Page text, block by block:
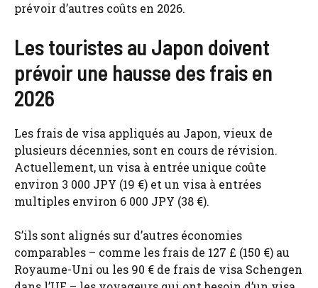
prévoir d’autres coûts en 2026.
Les touristes au Japon doivent
prévoir une hausse des frais en
2026
Les frais de visa appliqués au Japon, vieux de
plusieurs décennies, sont en cours de révision.
Actuellement, un visa à entrée unique coûte
environ 3 000 JPY (19 €) et un visa à entrées
multiples environ 6 000 JPY (38 €).
S’ils sont alignés sur d’autres économies
comparables – comme les frais de 127 £ (150 €) au
Royaume-Uni ou les 90 € de frais de visa Schengen